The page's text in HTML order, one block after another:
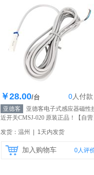
库存100个
￥28.00/台 0人付款
亚德客
亚德客电子式感应器磁性
近开关CMSJ-020 原装正品！
【自
发货：温州 | 1天内发货
加入购物车 0人评